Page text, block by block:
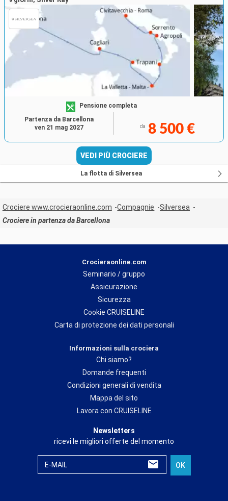
Pensione completa
da 8 500 €
Partenza da Barcellona
ven 21 mag 2027
VEDI PIÙ CROCIERE
La flotta di Silversea
Crociere www.crocieraonline.com Compagnie
Silversea
Crociere in partenza da Barcellona
Crocieraonline.com
Seminario / gruppo
Assicurazione
Sicurezza
Cookie CRUISELINE
Carta di protezione dei dati personali
Informazioni sulla crociera
Chi siamo?
Domande frequenti
Condizioni generali di vendita
Mappa del sito
Lavora con CRUISELINE
Newsletters
ricevi le migliori offerte del momento
E-MAIL OK